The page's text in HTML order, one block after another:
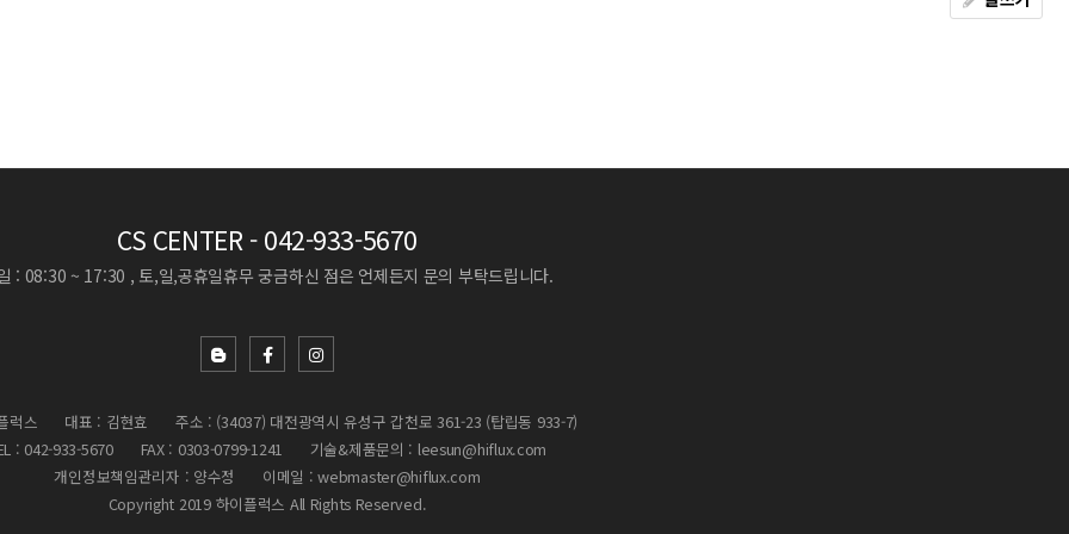
CS CENTER- 042-933-5670
: 08:30 ~ 17:30 , 토,일,공휴일휴무 궁금하신 점은 언제든지 문의 부탁드립니다.
럭스 대표 : 김현효
주소 : (34037) 대전광역시 유성구 갑천로 361-23 (탑립동 933-7)
: 042-933-5670
FAX : 0303-0799-1241
기술&제품문의 : leesun@hiflux.com
개인정보책임관리자 : 양수정
이메일 : webmaster@hiflux.com
Copyright 2019 하이플럭스 All Rights Reserved.